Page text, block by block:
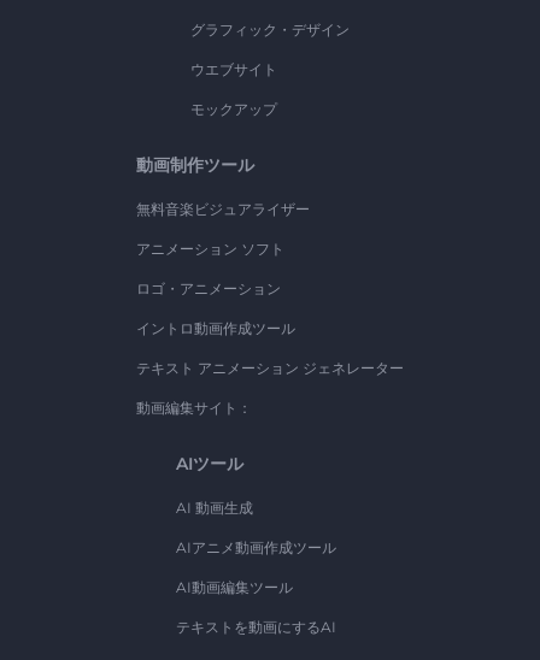
グラフィック・デザイン
ウエブサイト
モックアップ
動画制作ツール
無料音楽ビジュアライザー
アニメーション ソフト
ロゴ・アニメーション
イントロ動画作成ツール
テキスト アニメーション ジェネレーター
動画編集サイト：
AIツール
AI 動画生成
AIアニメ動画作成ツール
AI動画編集ツール
テキストを動画にするAI